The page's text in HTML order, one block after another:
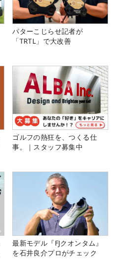
パターこじらせ記者が
「TRTL」で大改善
ゴルフの熱狂を、つくる仕
事。｜スタッフ募集中
最新モデル『FJクオンタム』
を石井良介プロがチェック